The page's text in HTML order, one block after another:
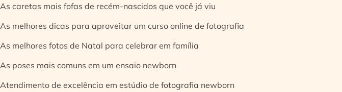
As caretas mais fofas de recém-nascidos que você já viu
As melhores dicas para aproveitar um curso online de fotografia
As melhores fotos de Natal para celebrar em família
As poses mais comuns em um ensaio newborn
Atendimento de excelência em estúdio de fotografia newborn